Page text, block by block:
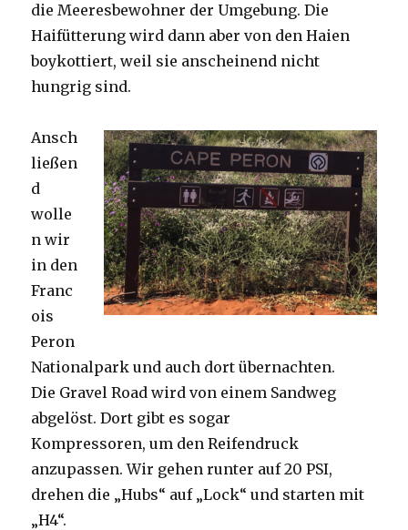
die Meeresbewohner der Umgebung. Die
Haifütterung wird dann aber von den Haien
boykottiert, weil sie anscheinend nicht
hungrig sind.
Ansch
ließen
d
wolle
n wir
in den
Franc
ois
Peron
Nationalpark und auch dort übernachten.
Die Gravel Road wird von einem Sandweg
abgelöst. Dort gibt es sogar
Kompressoren, um den Reifendruck
anzupassen. Wir gehen runter auf 20 PSI,
drehen die „Hubs“ auf „Lock“ und starten mit
„H4“.